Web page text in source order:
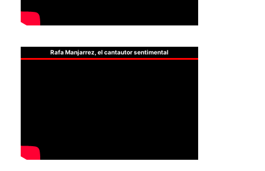
Rafa Manjarrez, el cantautor sentimental